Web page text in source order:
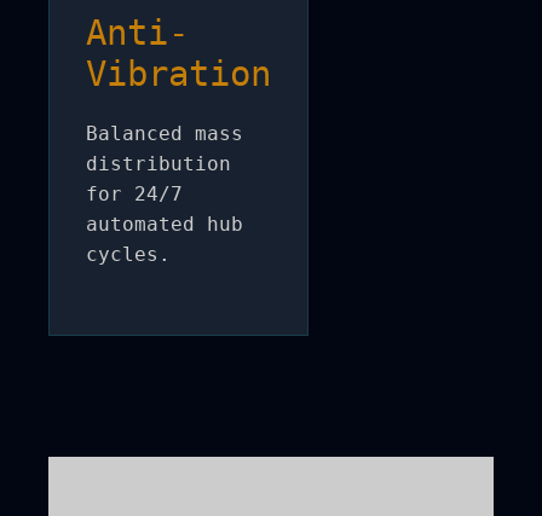
Anti-
Vibration
Balanced mass
distribution
for 24/7
automated hub
cycles.